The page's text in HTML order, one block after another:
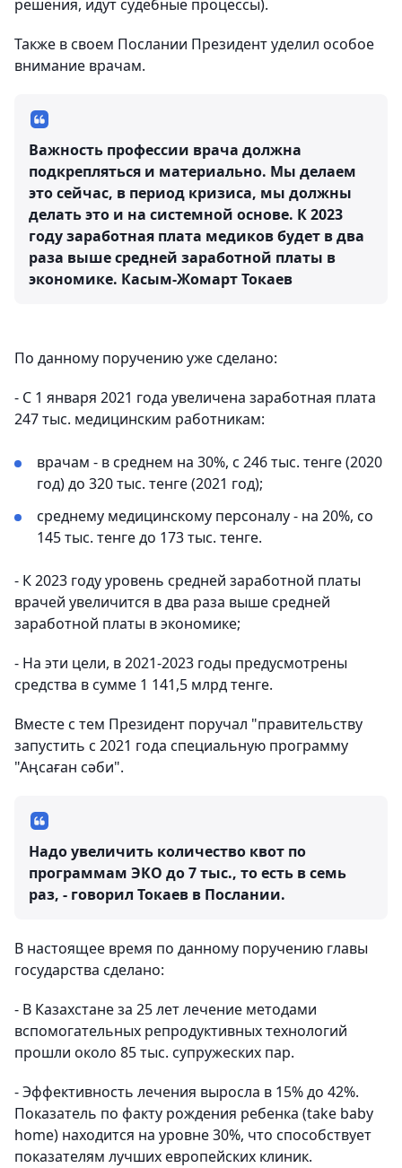
решения, идут судебные процессы).
Также в своем Послании Президент уделил особое
внимание врачам.
Важность профессии врача должна
подкрепляться и материально. Мы делаем
это сейчас, в период кризиса, мы должны
делать это и на системной основе. К 2023
году заработная плата медиков будет в два
раза выше средней заработной платы в
экономике. Касым-Жомарт Токаев
По данному поручению уже сделано:
- С 1 января 2021 года увеличена заработная плата
247 тыс. медицинским работникам:
врачам - в среднем на 30%, с 246 тыс. тенге (2020
год) до 320 тыс. тенге (2021 год);
среднему медицинскому персоналу - на 20%, со
145 тыс. тенге до 173 тыс. тенге.
- К 2023 году уровень средней заработной платы
врачей увеличится в два раза выше средней
заработной платы в экономике;
- На эти цели, в 2021-2023 годы предусмотрены
средства в сумме 1 141,5 млрд тенге.
Вместе с тем Президент поручал "правительству
запустить с 2021 года специальную программу
"Аңсаған сәби".
Надо увеличить количество квот по
программам ЭКО до 7 тыс., то есть в семь
раз, - говорил Токаев в Послании.
В настоящее время по данному поручению главы
государства сделано:
- В Казахстане за 25 лет лечение методами
вспомогательных репродуктивных технологий
прошли около 85 тыс. супружеских пар.
- Эффективность лечения выросла в 15% до 42%.
Показатель по факту рождения ребенка (take baby
home) находится на уровне 30%, что способствует
показателям лучших европейских клиник.